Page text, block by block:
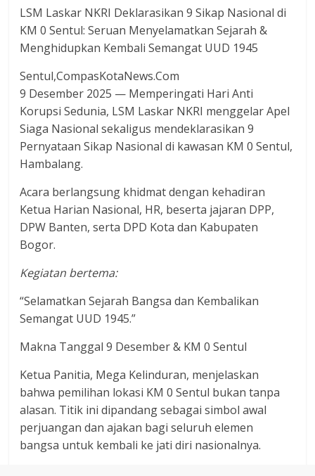
dan
tulis
cerdas,
tajam
dan
berimbang.
LSM Laskar NKRI Deklarasikan 9 Sikap Nasional di
KM 0 Sentul: Seruan Menyelamatkan Sejarah &
Menghidupkan Kembali Semangat UUD 1945
Sentul,CompasKotaNews.Com
9 Desember 2025 — Memperingati Hari Anti
Korupsi Sedunia, LSM Laskar NKRI menggelar Apel
Siaga Nasional sekaligus mendeklarasikan 9
Pernyataan Sikap Nasional di kawasan KM 0 Sentul,
Hambalang.
Acara berlangsung khidmat dengan kehadiran
Ketua Harian Nasional, HR, beserta jajaran DPP,
DPW Banten, serta DPD Kota dan Kabupaten
Bogor.
Kegiatan bertema:
“Selamatkan Sejarah Bangsa dan Kembalikan
Semangat UUD 1945.”
Makna Tanggal 9 Desember & KM 0 Sentul
Ketua Panitia, Mega Kelinduran, menjelaskan
bahwa pemilihan lokasi KM 0 Sentul bukan tanpa
alasan. Titik ini dipandang sebagai simbol awal
perjuangan dan ajakan bagi seluruh elemen
bangsa untuk kembali ke jati diri nasionalnya.